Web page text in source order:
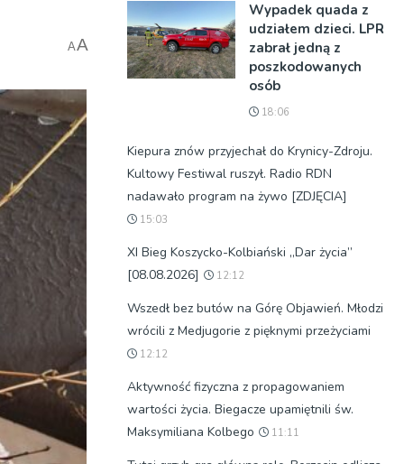
AA
Wypadek quada z
udziałem dzieci. LPR
zabrał jedną z
poszkodowanych
osób
18:06
Kiepura znów przyjechał do Krynicy-Zdroju.
Kultowy Festiwal ruszył. Radio RDN
nadawało program na żywo [ZDJĘCIA]
15:03
XI Bieg Koszycko-Kolbiański „Dar życia”
[08.08.2026]
12:12
Wszedł bez butów na Górę Objawień. Młodzi
wrócili z Medjugorie z pięknymi przeżyciami
12:12
Aktywność fizyczna z propagowaniem
wartości życia. Biegacze upamiętnili św.
Maksymiliana Kolbego
11:11